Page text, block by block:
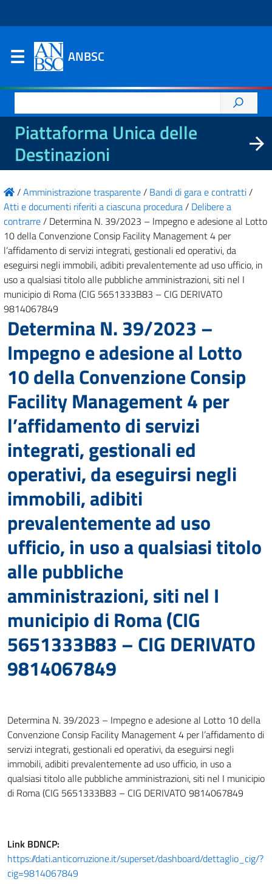
ANBSC
per:
Piattaforma Unica delle
Destinazioni
/Amministrazione trasparente/ Bandi di gara e contratti/
Atti e documenti riferiti a ciascuna procedura/ Delibere a
contrarre/ Determina N. 39/2023 – Impegno e adesione al Lotto
10 della Convenzione Consip Facility Management 4 per
l’affidamento di servizi integrati, gestionali ed operativi, da
eseguirsi negli immobili, adibiti prevalentemente ad uso ufficio, in
uso a qualsiasi titolo alle pubbliche amministrazioni, siti nel I
municipio di Roma (CIG 5651333B83 – CIG DERIVATO
9814067849
Determina N. 39/2023 –
Impegno e adesione al Lotto
10 della Convenzione Consip
Facility Management 4 per
l’affidamento di servizi
integrati, gestionali ed
operativi, da eseguirsi negli
immobili, adibiti
prevalentemente ad uso
ufficio, in uso a qualsiasi titolo
alle pubbliche
amministrazioni, siti nel I
municipio di Roma (CIG
5651333B83 – CIG DERIVATO
9814067849
Determina N. 39/2023 – Impegno e adesione al Lotto 10 della
Convenzione Consip Facility Management 4 per l’affidamento di
servizi integrati, gestionali ed operativi, da eseguirsi negli
immobili, adibiti prevalentemente ad uso ufficio, in uso a
qualsiasi titolo alle pubbliche amministrazioni, siti nel I municipio
di Roma (CIG 5651333B83 – CIG DERIVATO 9814067849
Link BDNCP:
https://dati.anticorruzione.it/superset/dashboard/dettaglio_cig/?
cig=9814067849